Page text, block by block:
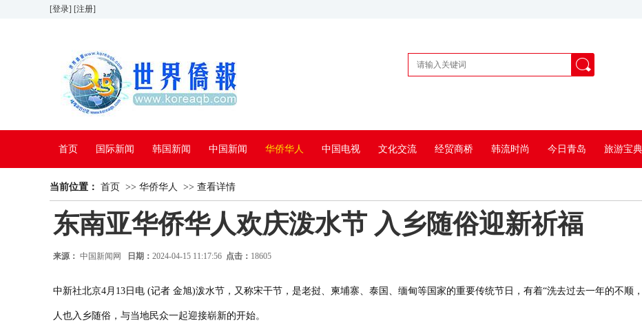
[登录] [注册]
首页 国际新闻 韩国新闻 中国新闻 华侨华人 中国电视 文化交流 经贸商桥 韩流时尚 今日青岛 旅游宝典
看中国 特别报道
当前位置： 首页 >> 华侨华人 >> 查看详情
东南亚华侨华人欢庆泼水节 入乡随俗迎新祈福
来源： 中国新闻网 日期： 2024-04-15 11:17:56 点击： 18605
中新社北京4月13日电 (记者 金旭)泼水节，又称宋干节，是老挝、柬埔寨、泰国、缅甸等国家的重要传统节日，有着“洗去过去一年的不顺
人也入乡随俗，与当地民众一起迎接崭新的开始。